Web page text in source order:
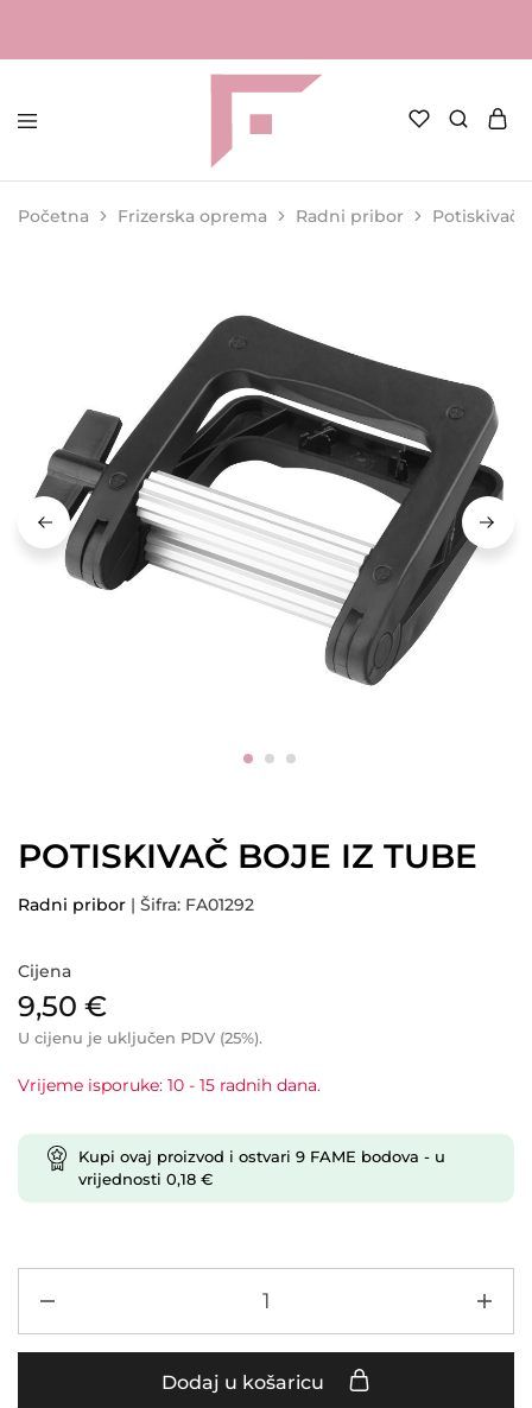
FAME
Profesionalna
za
kozmetičke
Početna Frizerska oprema Radni pribor Potiskivač
POTISKIVAČ BOJE IZ TUBE
Radni pribor | Šifra: FA01292
Cijena
9,50 €
U cijenu je uključen PDV (25%).
Vrijeme isporuke: 10 - 15 radnih dana.
Kupi ovaj proizvod i ostvari 9 FAME bodova - u
vrijednosti 0,18 €
Dodaj u košaricu